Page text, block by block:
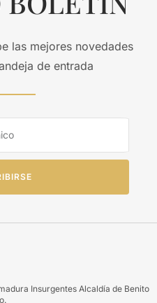
las mejores novedades
de entrada
Insurgentes Alcaldía de Benito